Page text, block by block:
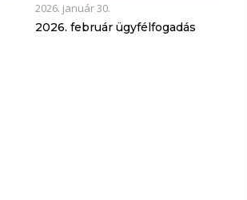
2026. január 30.
2026. február ügyfélfogadás